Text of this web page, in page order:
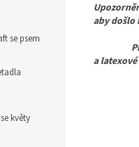
se psem
květy
aby
Pro
a